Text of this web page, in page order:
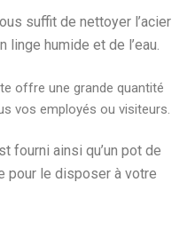
suffit de nettoyer l’acier
linge humide et de l’eau.
offre une grande quantité
vos employés ou visiteurs.
fourni ainsi qu’un pot de
pour le disposer à votre